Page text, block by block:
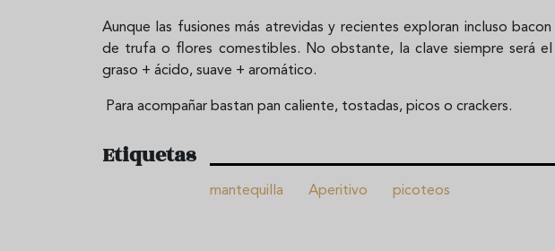
Aunque las fusiones más atrevidas y recientes exploran incluso
de trufa o flores comestibles. No obstante, la clave siempre será
graso + ácido, suave + aromático.
Para acompañar bastan pan caliente, tostadas, picos o crackers.
Etiquetas
mantequilla Aperitivo picoteos